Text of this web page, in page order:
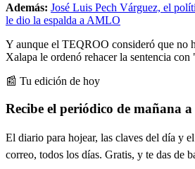
Además: José Luis Pech Várguez, el
le dio la espalda a AMLO
Y aunque el TEQROO consideró que no
Xalapa le ordenó rehacer la sentencia
📰 Tu edición de hoy
Recibe el periódico de mañana
El diario para hojear, las claves del día y
correo, todos los días. Gratis, y te das de